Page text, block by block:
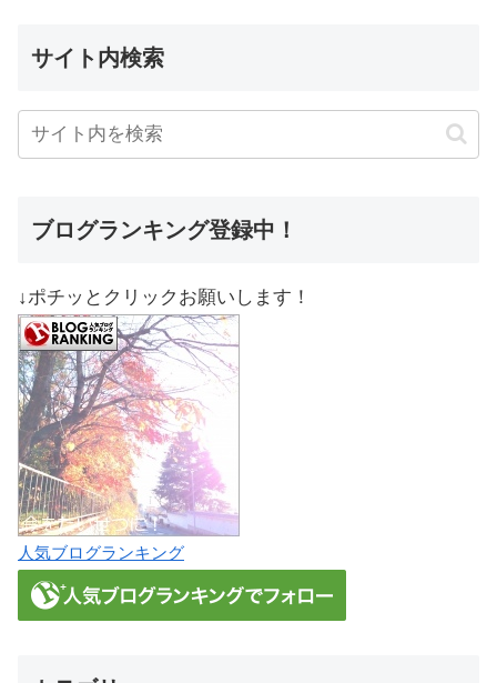
サイト内検索
ブログランキング登録中！
↓ポチッとクリックお願いします！
人気ブログランキング